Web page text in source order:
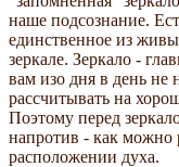
наше подсознание.
единственное из
зеркале. Зеркало -
вам изо дня в день не
рассчитывать на
Поэтому перед
напротив - как можно
расположении духа.